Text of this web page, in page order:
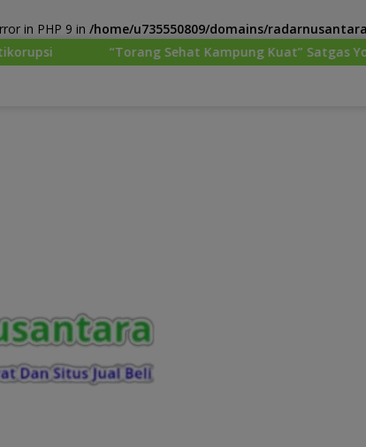
in PHP 9 in /home/u735550809/domains/
Kampung Kuat” Satgas Yonif 645/GTY Pos Kurima